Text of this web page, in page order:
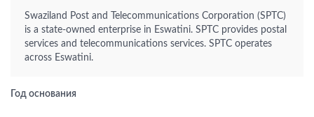
Swaziland Post and Telecommunications Corporation (SPTC)
is a state-owned enterprise in Eswatini. SPTC provides postal
services and telecommunications services. SPTC operates
across Eswatini.
Год основания